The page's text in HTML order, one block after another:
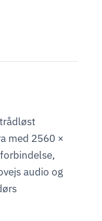
med 2560 ×
audio og